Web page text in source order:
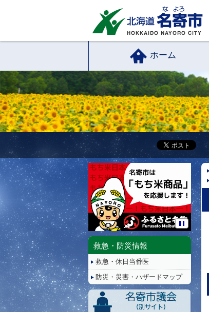
ホーム
停
再
救急・防災情報
救急・休日当番医
防災・災害・ハザードマップ